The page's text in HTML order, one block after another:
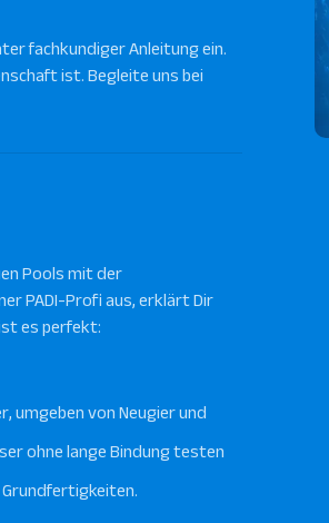
fachkundiger Anleitung ein.
ist. Begleite uns bei
Pools mit der
PADI-Profi aus, erklärt Dir
es perfekt:
umgeben von Neugier und
ohne lange Bindung testen
Grundfertigkeiten.